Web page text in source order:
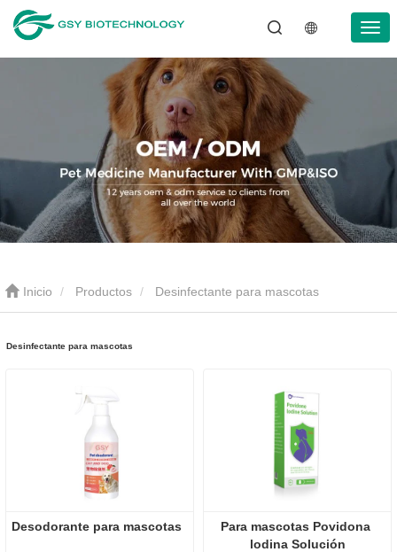
Inicio Productos Desinfectante para mascotas
Desinfectante para mascotas
Desodorante para mascotas
Para mascotas Povidona
lodina Solución